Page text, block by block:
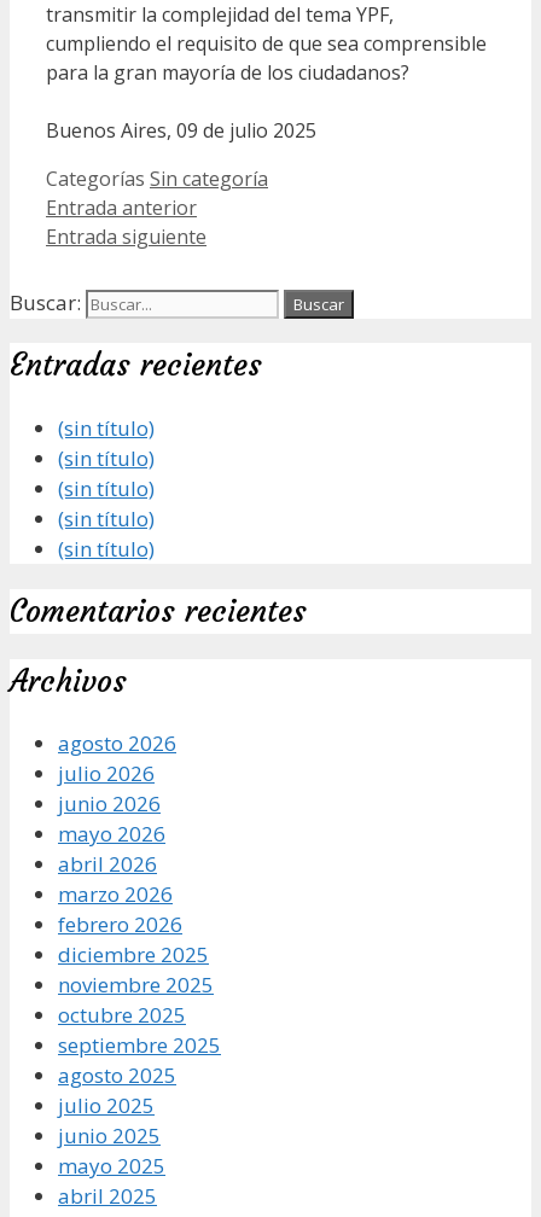
transmitir la complejidad del tema YPF,
cumpliendo el requisito de que sea comprensible
para la gran mayoría de los ciudadanos?
Buenos Aires, 09 de julio 2025
Categorías Sin categoría
Entrada anterior
Entrada siguiente
Buscar:
Entradas recientes
(sin título)
(sin título)
(sin título)
(sin título)
(sin título)
Comentarios recientes
Archivos
agosto 2026
julio 2026
junio 2026
mayo 2026
abril 2026
marzo 2026
febrero 2026
diciembre 2025
noviembre 2025
octubre 2025
septiembre 2025
agosto 2025
julio 2025
junio 2025
mayo 2025
abril 2025